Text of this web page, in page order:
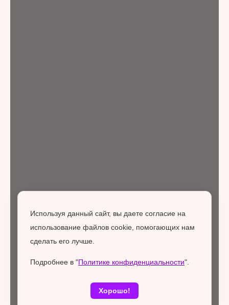
Используя данный сайт, вы даете согласие на
использование файлов cookie, помогающих нам
сделать его лучше.
Подробнее в "Политике конфиденциальности".
Хорошо!